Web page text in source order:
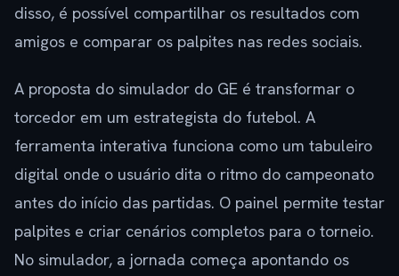
disso, é possível compartilhar os resultados com
amigos e comparar os palpites nas redes sociais.
A proposta do simulador do GE é transformar o
torcedor em um estrategista do futebol. A
ferramenta interativa funciona como um tabuleiro
digital onde o usuário dita o ritmo do campeonato
antes do início das partidas. O painel permite testar
palpites e criar cenários completos para o torneio.
No simulador, a jornada começa apontando os